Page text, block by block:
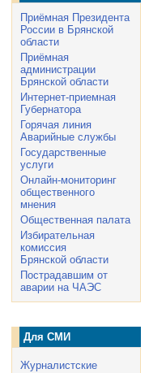
Приёмная Президента
России в Брянской
области
Приёмная
администрации
Брянской области
Интернет-приемная
Губернатора
Горячая линия
Аварийные службы
Государственные
услуги
Онлайн-мониторинг
общественного
мнения
Общественная палата
Избирательная
комиссия
Брянской области
Пострадавшим от
аварии на ЧАЭС
Для СМИ
Журналистские